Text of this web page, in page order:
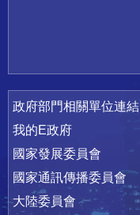
政府部門相關單位連結
我的E政府
國家發展委員會
國家通訊傳播委員會
大陸委員會